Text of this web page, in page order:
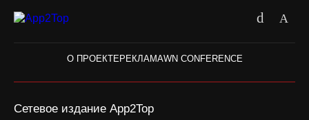
О ПРОЕКТЕРЕКЛАМАWN CONFERENCE
Сетевое издание App2Top